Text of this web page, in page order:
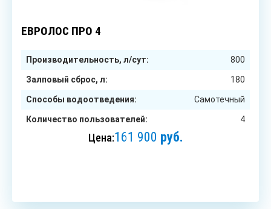
ЕВРОЛОС ПРО 4
Производительность, л/сут: 800
Залповый сброс, л: 180
Способы водоотведения: Самотечный
Количество пользователей: 4
Цена:161 900 руб.